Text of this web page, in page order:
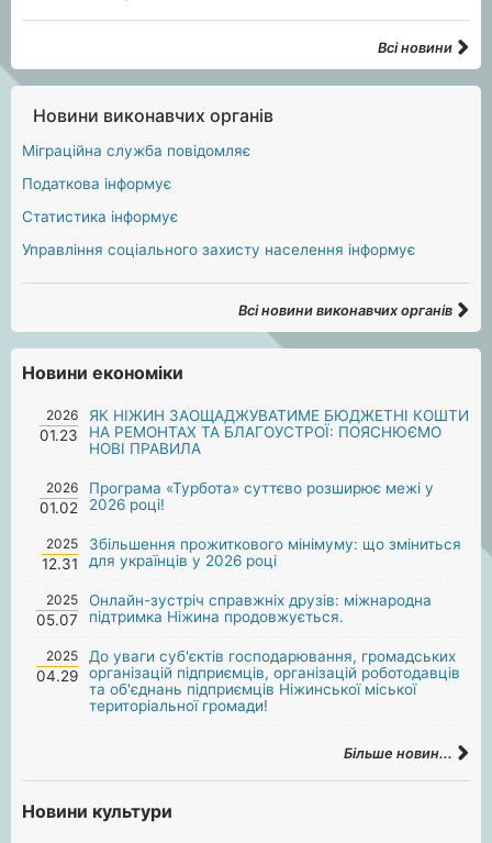
Всі новини
Новини виконавчих органів
Міграційна служба повідомляє
Податкова інформує
Статистика інформує
Управління соціального захисту населення інформує
Всі новини виконавчих органів
Новини економіки
2026
01.23
ЯК НІЖИН ЗАОЩАДЖУВАТИМЕ БЮДЖЕТНІ КОШТИ
НА РЕМОНТАХ ТА БЛАГОУСТРОЇ: ПОЯСНЮЄМО
НОВІ ПРАВИЛА
2026
01.02
Програма «Турбота» суттєво розширює межі у
2026 році!
2025
12.31
Збільшення прожиткового мінімуму: що зміниться
для українців у 2026 році
2025
05.07
Онлайн-зустріч справжніх друзів: міжнародна
підтримка Ніжина продовжується.
2025
04.29
До уваги суб'єктів господарювання, громадських
організацій підприємців, організацій роботодавців
та об'єднань підприємців Ніжинської міської
територіальної громади!
Більше новин...
Новини культури